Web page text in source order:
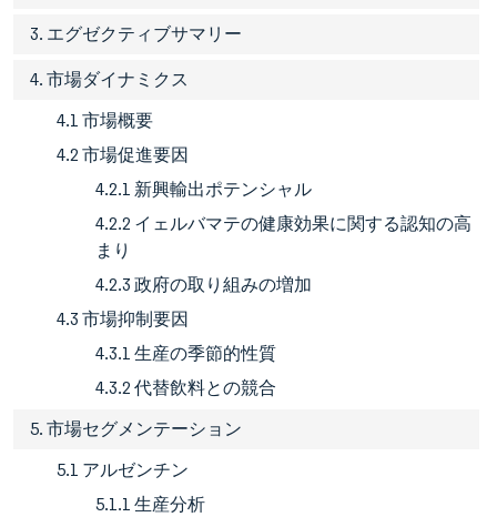
3. エグゼクティブサマリー
4. 市場ダイナミクス
4.1 市場概要
4.2 市場促進要因
4.2.1 新興輸出ポテンシャル
4.2.2 イェルバマテの健康効果に関する認知の高
まり
4.2.3 政府の取り組みの増加
4.3 市場抑制要因
4.3.1 生産の季節的性質
4.3.2 代替飲料との競合
5. 市場セグメンテーション
5.1 アルゼンチン
5.1.1 生産分析